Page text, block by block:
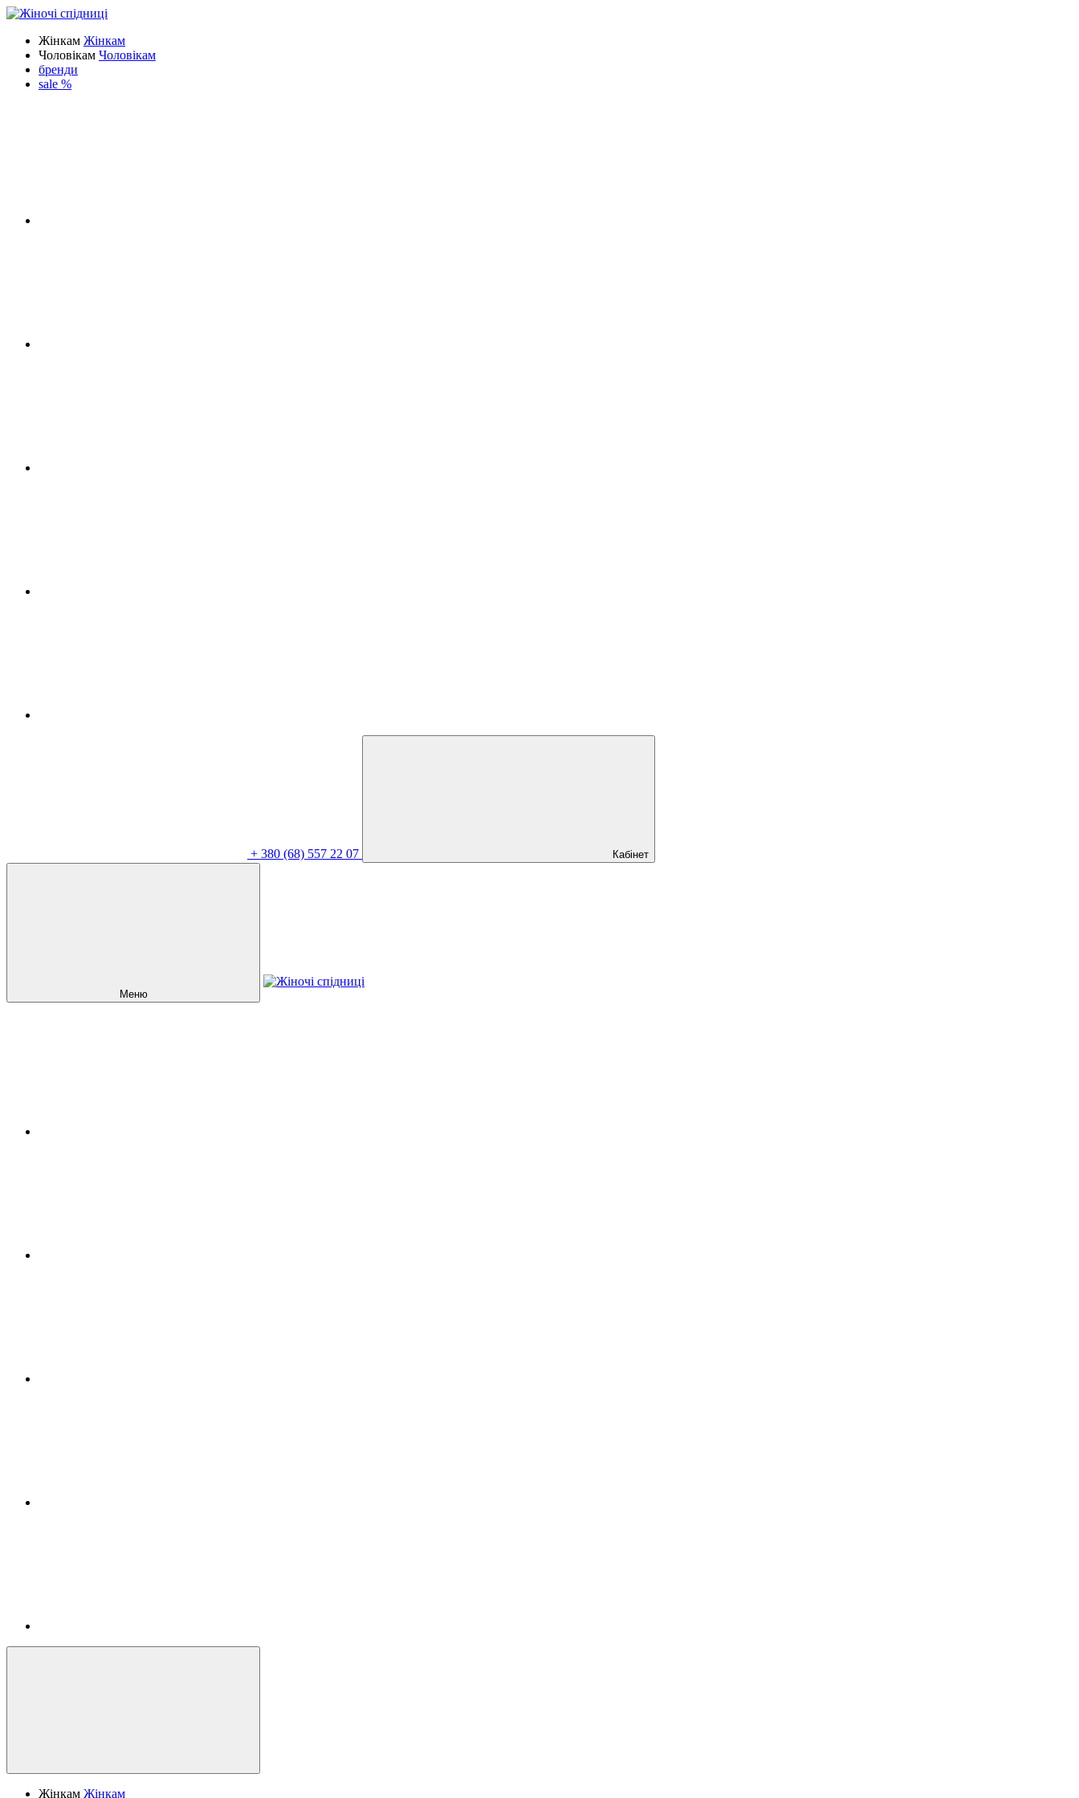
Жінкам Жінкам
Чоловікам Чоловікам
бренди
sale %
+ 380 (68) 557 22 07 Кабінет
Меню
Жінкам Жінкам